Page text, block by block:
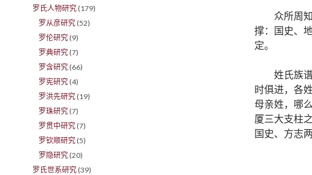
众所周
撑：国史、
定。
姓氏族
时俱进，各
母亲姓，哪
厦三大支柱
国史、方志
罗氏人物研究 (179)
罗从彦研究 (52)
罗伦研究 (9)
罗典研究 (7)
罗含研究 (66)
罗宪研究 (4)
罗洪先研究 (19)
罗珠研究 (7)
罗贯中研究 (7)
罗钦顺研究 (5)
罗隐研究 (20)
罗氏世系研究 (39)